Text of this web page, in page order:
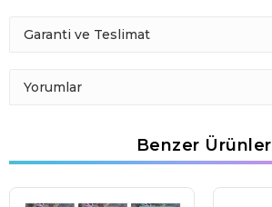
Garanti ve Teslimat
Yorumlar
Benzer Ürünler